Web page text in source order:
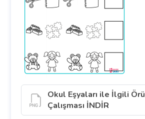
Okul Eşyaları ile İlgili
Çalışması İNDİR